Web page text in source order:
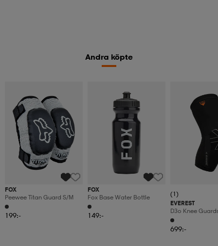
Andra köpte
FOX
Peewee Titan Guard S/m
199:-
FOX
Fox Base Water Bottle
149:-
(1)
EVEREST
D3o Knee
699:-